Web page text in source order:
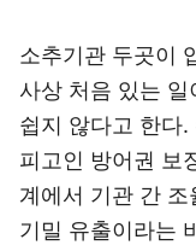
소추기관 두곳이
사상 처음 있는
쉽지 않다고 한다.
피고인 방어권 보
계에서 기관 간
기밀 유출이라는